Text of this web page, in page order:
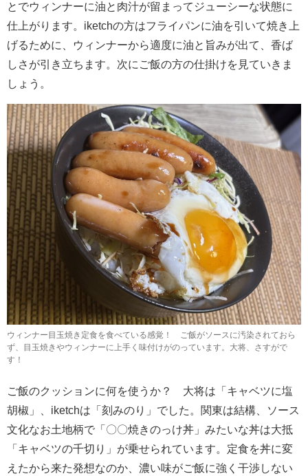
とでウィンナーに油と肉汁が留まってジューシーな状態に
仕上がります。iketchの方はフライパンに油を引いて焼き上
げるために、ウィンナーから適度に油と旨みが出て、香ば
しさが引き立ちます。次にご飯の方の仕掛けを見ていきま
しょう。
ウィンナー目玉焼き定食を食べている感覚！ ご飯がソースに汚染されておら
ず、目玉焼きやウィンナーに上手く味付けがのっています。大将、さすがで
す！
ご飯のクッションに何を使うか？ 大将は「キャベツに塩
胡椒」、iketchは「刻みのり」でした。関東は結構、ソース
文化なお土地柄で「〇〇焼きのっけ丼」みたいな丼は大抵
「キャベツの千切り」が乗せられています。定食を丼に変
えたから来た発想なのか、濃い味がご飯に強く干渉しない